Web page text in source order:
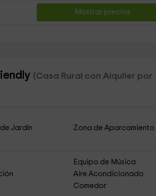
Mostrar precios
(Casa Rural con Alquiler por
Jardín
Zona de Aparcamiento
Equipo de Música
Aire Acondicionado
Comedor